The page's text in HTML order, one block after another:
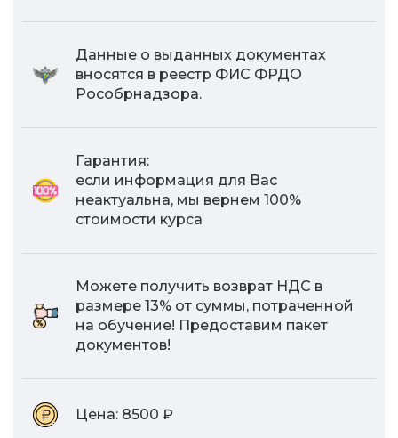
Данные о выданных документах
вносятся в реестр ФИС ФРДО
Рособрнадзора.
Гарантия:
если информация для Вас
неактуальна, мы вернем 100%
стоимости курса
Можете получить возврат НДС в
размере 13% от суммы, потраченной
на обучение! Предоставим пакет
документов!
Цена: 8500 ₽